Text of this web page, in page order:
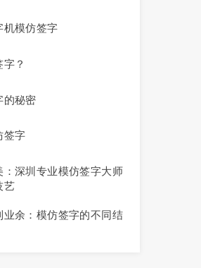
机模仿签字
？
的秘密
签字
：深圳专业模仿签字大师
艺
业余：模仿签字的不同结